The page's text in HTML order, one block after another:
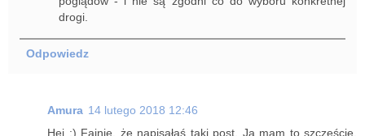
drogi.
Odpowiedz
Amura 14 lutego 2018 12:46
Hej :) Fajnie, że napisałaś taki post. Ja mam to szczęście,